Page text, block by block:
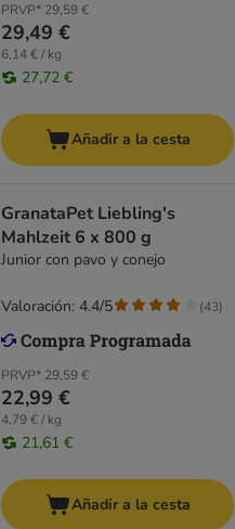
PRVP* 29,59 €
29,49 €
6,14 € / kg
27,72 €
Añadir a la cesta
GranataPet Liebling's
Mahlzeit 6 x 800 g
Junior con pavo y conejo
PRVP* 29,59 €
22,99 €
4,79 € / kg
21,61 €
Valoración: 4.4/5 (43)
Añadir a la cesta